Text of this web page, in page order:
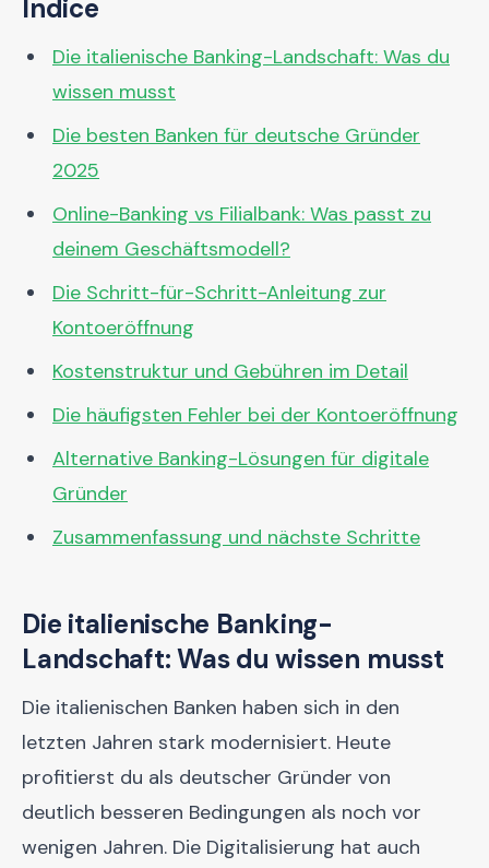
Indice
Die italienische Banking-Landschaft: Was du
wissen musst
Die besten Banken für deutsche Gründer
2025
Online-Banking vs Filialbank: Was passt zu
deinem Geschäftsmodell?
Die Schritt-für-Schritt-Anleitung zur
Kontoeröffnung
Kostenstruktur und Gebühren im Detail
Die häufigsten Fehler bei der Kontoeröffnung
Alternative Banking-Lösungen für digitale
Gründer
Zusammenfassung und nächste Schritte
Die italienische Banking-
Landschaft: Was du wissen musst
Die italienischen Banken haben sich in den
letzten Jahren stark modernisiert. Heute
profitierst du als deutscher Gründer von
deutlich besseren Bedingungen als noch vor
wenigen Jahren. Die Digitalisierung hat auch